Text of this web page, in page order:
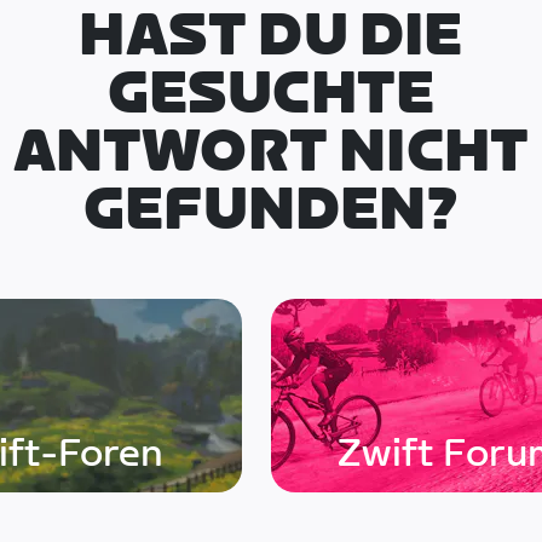
HAST DU DIE
GESUCHTE
ANTWORT NICHT
GEFUNDEN?
Foren Zwift